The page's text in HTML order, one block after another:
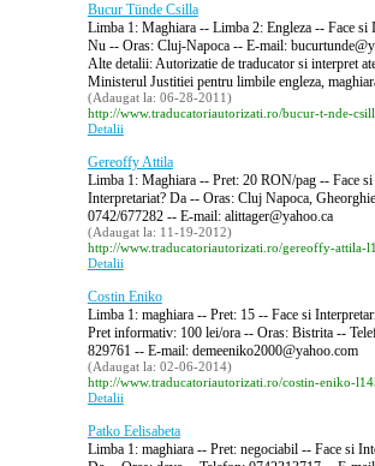
Bucur Tünde Csilla
Limba 1: Maghiara -- Limba 2: Engleza -- Face si
Nu -- Oras: Cluj-Napoca -- E-mail:
Alte detalii: Autorizatie de traducator si interpret
Ministerul Justitiei pentru limbile engleza,
(Adaugat la: 06-28-2011)
http://www.traducatoriautorizati.ro/bucur-t-nde-
Detalii
Gereoffy Attila
Limba 1: Maghiara -- Pret: 20 RON/pag -- Face si
Interpretariat? Da -- Oras: Cluj Napoca,
0742/677282 -- E-mail: alittager@yahoo.ca
(Adaugat la: 11-19-2012)
http://www.traducatoriautorizati.ro/gereoffy-attila-
Detalii
Costin Eniko
Limba 1: maghiara -- Pret: 15 -- Face si
Pret informativ: 100 lei/ora -- Oras: Bistrita --
829761 -- E-mail: demeeniko2000@yahoo.com
(Adaugat la: 02-06-2014)
http://www.traducatoriautorizati.ro/costin-eniko-
Detalii
Patko Eelisabeta
Limba 1: maghiara -- Pret: negociabil -- Face si